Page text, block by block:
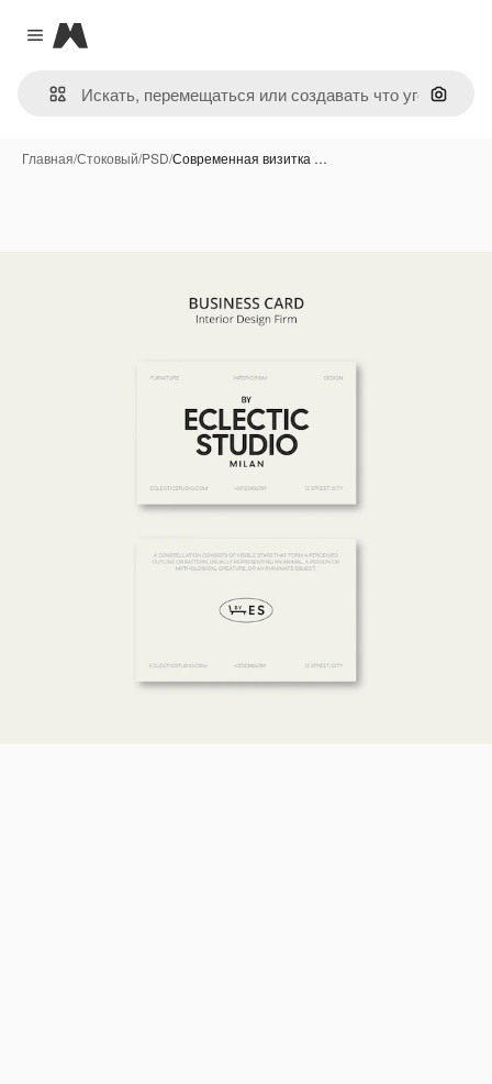
Close menu
Magnific
Поиск
Главная/Стоковый/PSD/Современная визитка …